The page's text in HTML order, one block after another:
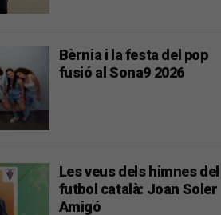
Bèrnia i la festa del pop
fusió al Sona9 2026
Les veus dels himnes del
futbol català: Joan Soler
Amigó